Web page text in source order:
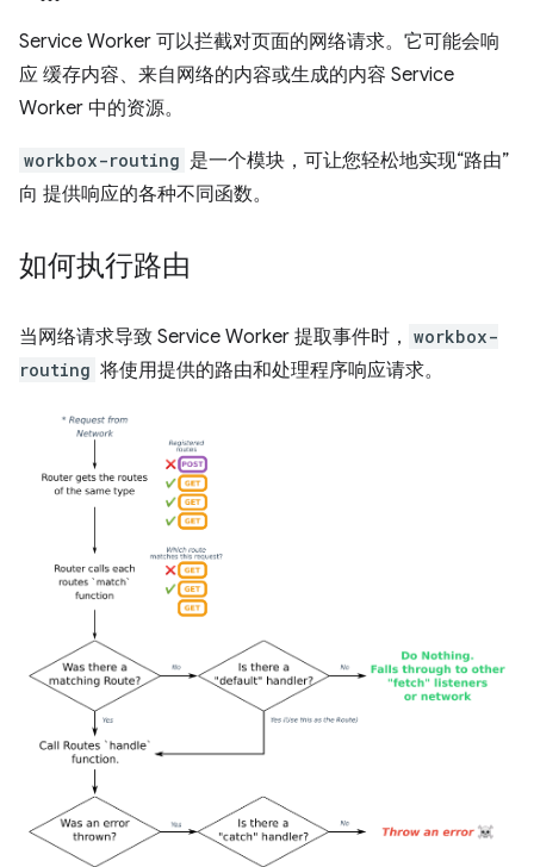
Service Worker 可以拦截对页面的网络请求。它可能会响
应 缓存内容、来自网络的内容或生成的内容 Service
Worker 中的资源。
workbox-routing 是一个模块，可让您轻松地实现“路由”
向 提供响应的各种不同函数。
如何执行路由
当网络请求导致 Service Worker 提取事件时， workbox-
routing 将使用提供的路由和处理程序响应请求。